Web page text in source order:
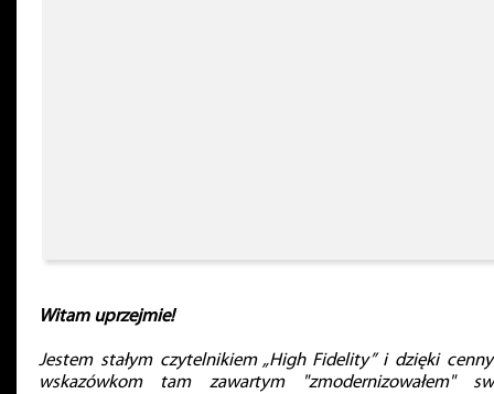
Witam uprzejmie!
Jestem stałym czytelnikiem „High Fidelity” i dzięki
wskazówkom tam zawartym "zmodernizowałem"